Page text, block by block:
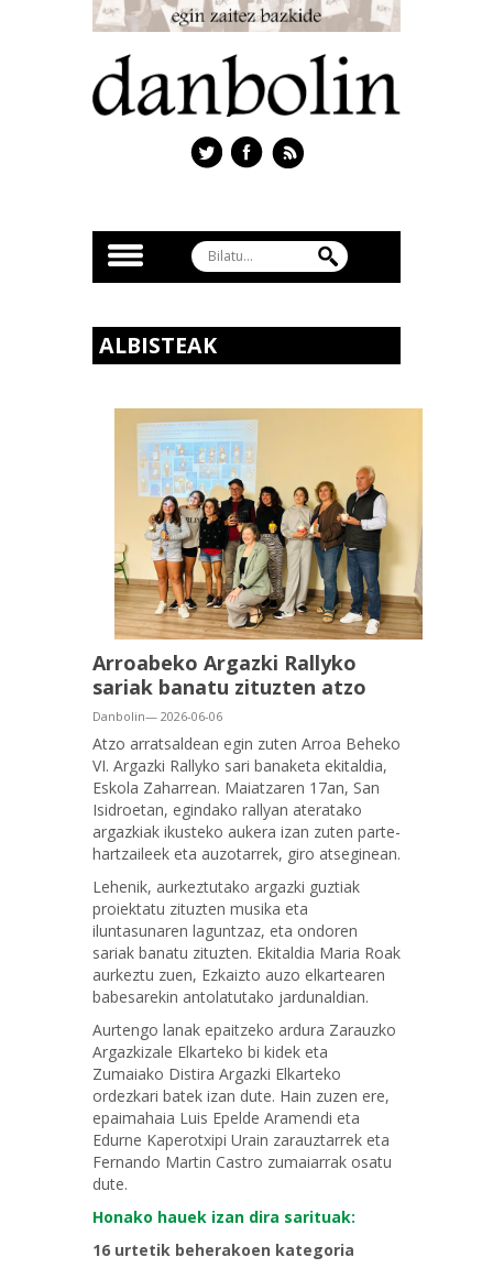
ALBISTEAK
Arroabeko Argazki Rallyko
sariak banatu zituzten atzo
Danbolin— 2026-06-06
Atzo arratsaldean egin zuten Arroa Beheko
VI. Argazki Rallyko sari banaketa ekitaldia,
Eskola Zaharrean. Maiatzaren 17an, San
Isidroetan, egindako rallyan ateratako
argazkiak ikusteko aukera izan zuten parte-
hartzaileek eta auzotarrek, giro atseginean.
Lehenik, aurkeztutako argazki guztiak
proiektatu zituzten musika eta
iluntasunaren laguntzaz, eta ondoren
sariak banatu zituzten. Ekitaldia Maria Roak
aurkeztu zuen, Ezkaizto auzo elkartearen
babesarekin antolatutako jardunaldian.
Aurtengo lanak epaitzeko ardura Zarauzko
Argazkizale Elkarteko bi kidek eta
Zumaiako Distira Argazki Elkarteko
ordezkari batek izan dute. Hain zuzen ere,
epaimahaia Luis Epelde Aramendi eta
Edurne Kaperotxipi Urain zarauztarrek eta
Fernando Martin Castro zumaiarrak osatu
dute.
Honako hauek izan dira sarituak:
16 urtetik beherakoen kategoria